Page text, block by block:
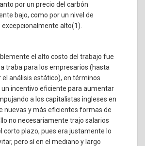
por un precio del carbón
bajo, como por un nivel de
excepcionalmente alto(1)
el alto costo del trabajo fue
traba para los empresarios (hasta
el análisis estático), en términos
incentivo eficiente para aumentar
a los capitalistas ingleses en
nuevas y más eficientes formas de
no necesariamente trajo salarios
corto plazo, pues era justamente lo
pero sí en el mediano y largo